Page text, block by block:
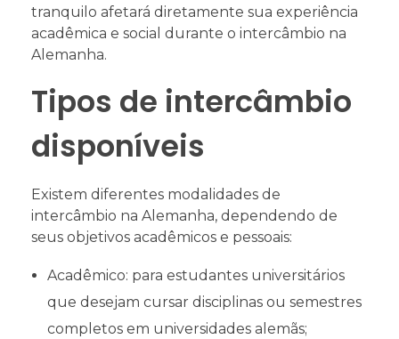
tranquilo afetará diretamente sua experiência
acadêmica e social durante o intercâmbio na
Alemanha.
Tipos de intercâmbio
disponíveis
Existem diferentes modalidades de
intercâmbio na Alemanha, dependendo de
seus objetivos acadêmicos e pessoais:
Acadêmico: para estudantes universitários
que desejam cursar disciplinas ou semestres
completos em universidades alemãs;